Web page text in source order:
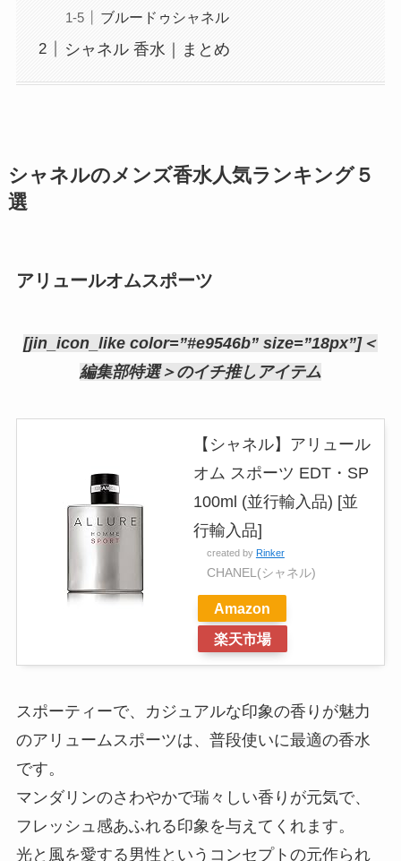
ブルードゥシャネル
シャネル 香水｜まとめ
シャネルのメンズ香水人気ランキング５
選
アリュールオムスポーツ
[jin_icon_like color=”#e9546b” size=”18px”]＜
編集部特選＞のイチ推しアイテム
【シャネル】アリュール
オム スポーツ EDT・SP
100ml (並行輸入品) [並
行輸入品]
created by Rinker
CHANEL(シャネル)
Amazon
楽天市場
スポーティーで、カジュアルな印象の香りが魅力
のアリュームスポーツは、普段使いに最適の香水
です。
マンダリンのさわやかで瑞々しい香りが元気で、
フレッシュ感あふれる印象を与えてくれます。
光と風を愛する男性というコンセプトの元作られ